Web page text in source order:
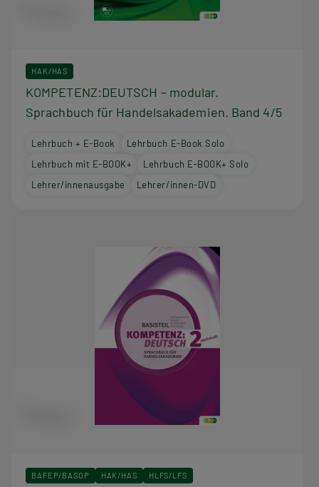
HAK/HAS
KOMPETENZ:DEUTSCH – modular.
Sprachbuch für Handelsakademien. Band 4/5
Lehrbuch + E-Book
Lehrbuch E-Book Solo
Lehrbuch mit E-BOOK+
Lehrbuch E-BOOK+ Solo
Lehrer/innenausgabe
Lehrer/innen-DVD
BAFEP/BASOP HAK/HAS HLFS/LFS